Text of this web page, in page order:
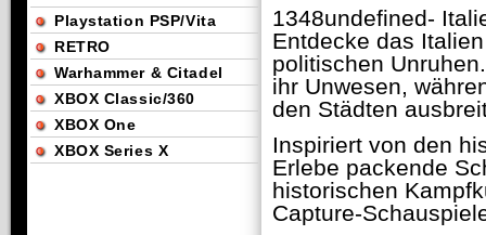
1348undefined-
Entdecke das
politischen
ihr Unwesen,
den Städten
Inspiriert von den
Erlebe packende
historischen
Capture-
Playstation PSP/Vita
RETRO
Warhammer & Citadel
XBOX Classic/360
XBOX One
XBOX Series X